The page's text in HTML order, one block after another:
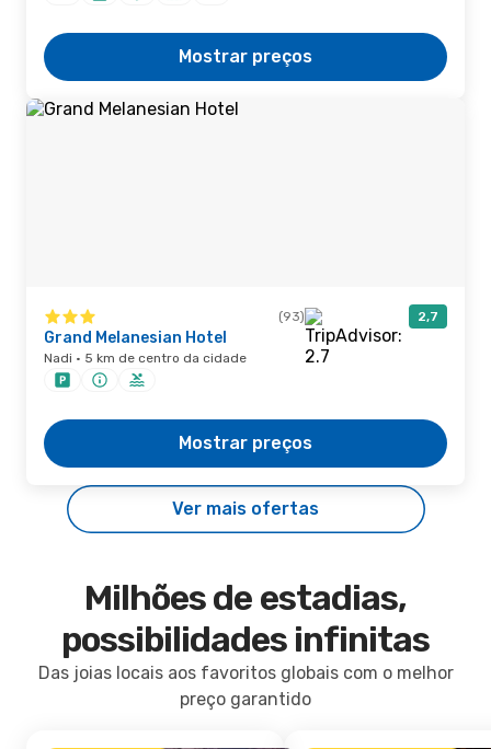
Mostrar preços
(93) 2,7
Grand Melanesian Hotel
Nadi · 5 km de centro da cidade
Mostrar preços
Ver mais ofertas
Milhões de estadias,
possibilidades infinitas
Das joias locais aos favoritos globais com o melhor
preço garantido